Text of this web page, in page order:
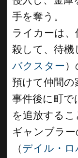
手を奪う。
ライカーは
殺して、待機
バクスター
預けて仲間の
事件後に町で
を追放するこ
ギャンブラ
（デイル・ロ